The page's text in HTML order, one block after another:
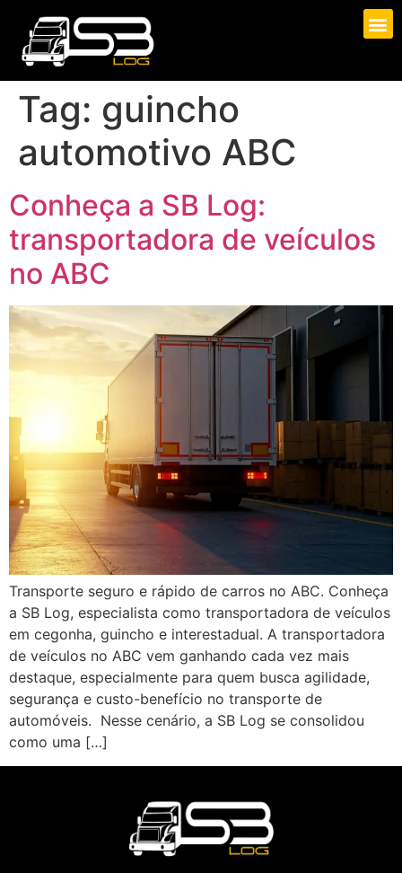
Tag: guincho
automotivo ABC
Conheça a SB Log:
transportadora de veículos
no ABC
Transporte seguro e rápido de carros no ABC. Conheça
a SB Log, especialista como transportadora de veículos
em cegonha, guincho e interestadual. A transportadora
de veículos no ABC vem ganhando cada vez mais
destaque, especialmente para quem busca agilidade,
segurança e custo-benefício no transporte de
automóveis. Nesse cenário, a SB Log se consolidou
como uma […]